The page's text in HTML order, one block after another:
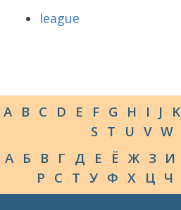
league
A B C D E F G H I J K
S T U V W
А Б В Г Д Е Ё Ж З И
Р С Т У Ф Х Ц Ч